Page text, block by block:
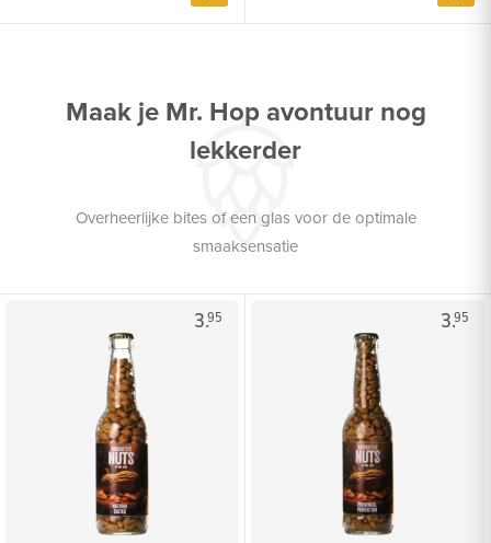
Maak je Mr. Hop avontuur nog
lekkerder
Overheerlijke bites of een glas voor de optimale
smaaksensatie
3.95 3.95